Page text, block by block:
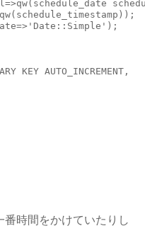
KEY AUTO_INCREMENT,
時間をかけていたりし